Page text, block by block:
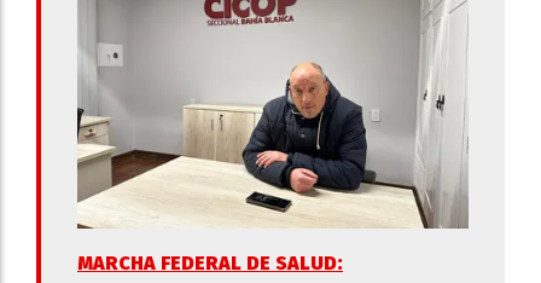
MARCHA FEDERAL DE SALUD: